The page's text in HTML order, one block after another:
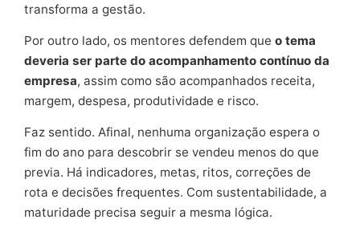
transforma a gestão.
Por outro lado, os mentores defendem que o tema
deveria ser parte do acompanhamento contínuo da
empresa, assim como são acompanhados receita,
margem, despesa, produtividade e risco.
Faz sentido. Afinal, nenhuma organização espera o
fim do ano para descobrir se vendeu menos do que
previa. Há indicadores, metas, ritos, correções de
rota e decisões frequentes. Com sustentabilidade, a
maturidade precisa seguir a mesma lógica.